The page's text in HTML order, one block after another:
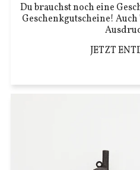
Du brauchst noch eine
Geschenkgutscheine!
JETZT